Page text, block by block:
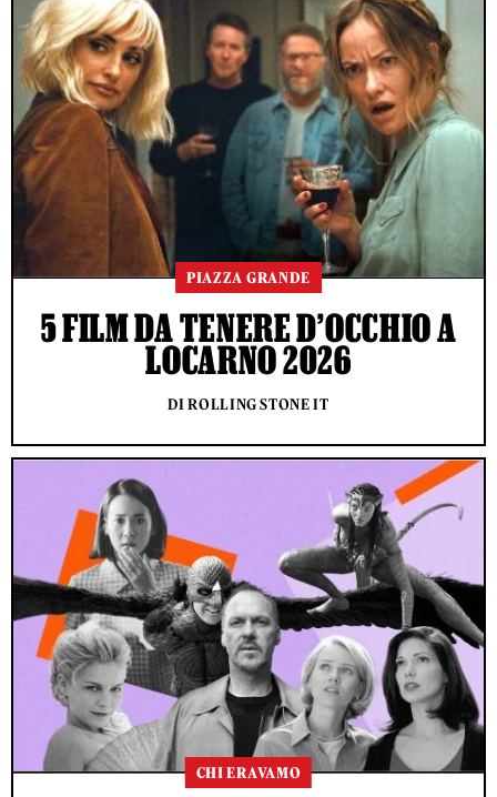
PIAZZA GRANDE
5 FILM DA TENERE D’OCCHIO A
LOCARNO 2026
DI ROLLING STONE IT
CHI ERAVAMO